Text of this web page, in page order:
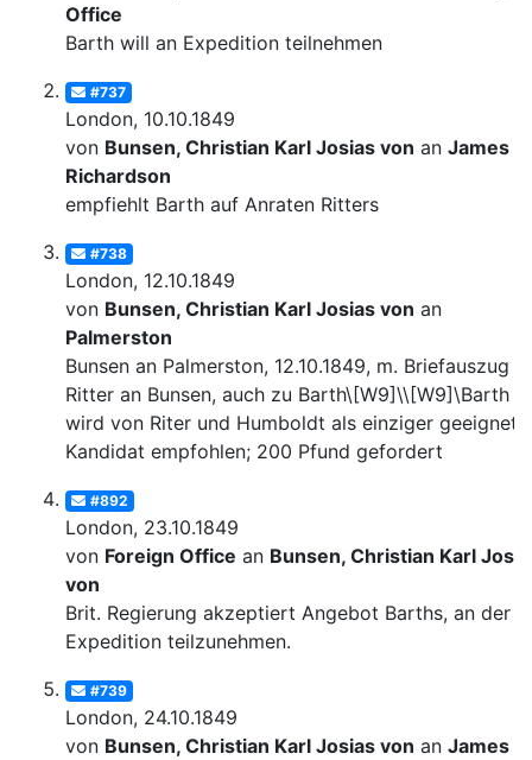
Office
Barth will an Expedition teilnehmen
#737
London, 10.10.1849
von Bunsen, Christian Karl Josias von an James
Richardson
empfiehlt Barth auf Anraten Ritters
#738
London, 12.10.1849
von Bunsen, Christian Karl Josias von an
Palmerston
Bunsen an Palmerston, 12.10.1849, m. Briefauszug
Ritter an Bunsen, auch zu Barth\[W9]\\[W9]\Barth
wird von Riter und Humboldt als einziger
Kandidat empfohlen; 200 Pfund gefordert
#892
London, 23.10.1849
von Foreign Office an Bunsen, Christian Karl
von
Brit. Regierung akzeptiert Angebot Barths, an der
Expedition teilzunehmen.
#739
London, 24.10.1849
von Bunsen, Christian Karl Josias von an James